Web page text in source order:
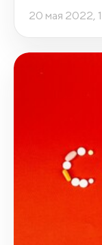
20 мая 2022,